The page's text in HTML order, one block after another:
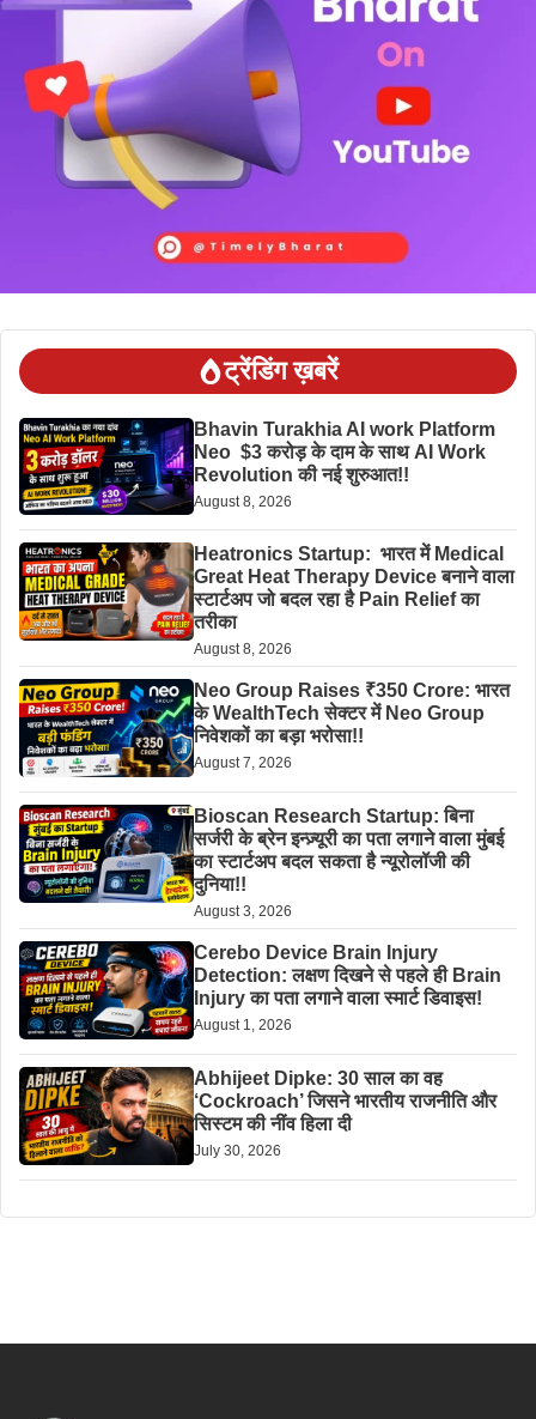
ट्रेंडिंग ख़बरें
Bhavin Turakhia AI work Platform
Neo $3 करोड़ के दाम के साथ AI Work
Revolution की नई शुरुआत!!
August 8, 2026
Heatronics Startup: भारत में Medical
Great Heat Therapy Device बनाने वाला
स्टार्टअप जो बदल रहा है Pain Relief का
तरीका
August 8, 2026
Neo Group Raises ₹350 Crore: भारत
के WealthTech सेक्टर में Neo Group
निवेशकों का बड़ा भरोसा!!
August 7, 2026
Bioscan Research Startup: बिना
सर्जरी के ब्रेन इन्ज़्यूरी का पता लगाने वाला मुंबई
का स्टार्टअप बदल सकता है न्यूरोलॉजी की
दुनिया!!
August 3, 2026
Cerebo Device Brain Injury
Detection: लक्षण दिखने से पहले ही Brain
Injury का पता लगाने वाला स्मार्ट डिवाइस!
August 1, 2026
Abhijeet Dipke: 30 साल का वह
‘Cockroach’ जिसने भारतीय राजनीति और
सिस्टम की नींव हिला दी
July 30, 2026